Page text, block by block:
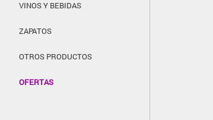
VINOS Y BEBIDAS
ZAPATOS
OTROS PRODUCTOS
OFERTAS